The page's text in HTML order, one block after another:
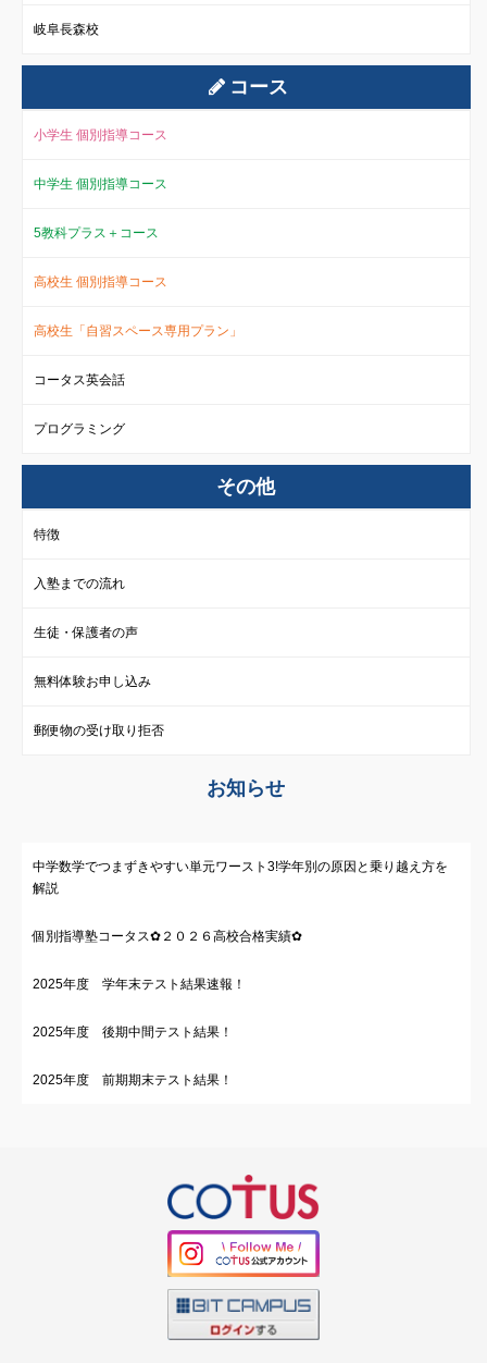
岐阜長森校
コース
小学生 個別指導コース
中学生 個別指導コース
5教科プラス＋コース
高校生 個別指導コース
高校生「自習スペース専用プラン」
コータス英会話
プログラミング
その他
特徴
入塾までの流れ
生徒・保護者の声
無料体験お申し込み
郵便物の受け取り拒否
お知らせ
中学数学でつまずきやすい単元ワースト3!学年別の原因と乗り越え方を
解説
個別指導塾コータス✿２０２６高校合格実績✿
2025年度 学年末テスト結果速報！
2025年度 後期中間テスト結果！
2025年度 前期期末テスト結果！